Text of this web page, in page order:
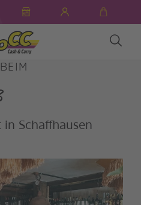
in Schaffhausen